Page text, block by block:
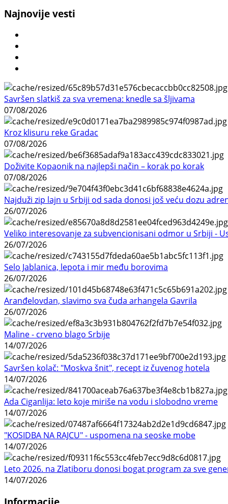
Najnovije vesti
Savršen slatkiš za sva vremena: knedle sa šljivama
07/08/2026
Kroz klisuru reke Gradac
07/08/2026
Doživite Kopaonik na najlepši način – korak po korak
07/08/2026
Najduži zip lajn u Srbiji od sada donosi još veću dozu
26/07/2026
Veliko interesovanje za subvencionisani odmor u Srbiji -
26/07/2026
Selo Jablanica, lepota i mir među borovima
26/07/2026
Aranđelovdan, slavimo sva čuda arhangela Gavrila
26/07/2026
Maline - crveno blago Srbije
14/07/2026
Savršen kolač: "Moskva šnit", recept iz čuvenog hotela
14/07/2026
Ada Ciganlija: leto koje miriše na vodu i slobodno vreme
14/07/2026
"KOSIDBA NA RAJCU" - uspomena na seoske mobe
14/07/2026
Leto 2026. na Zlatiboru donosi bogat program za sve
14/07/2026